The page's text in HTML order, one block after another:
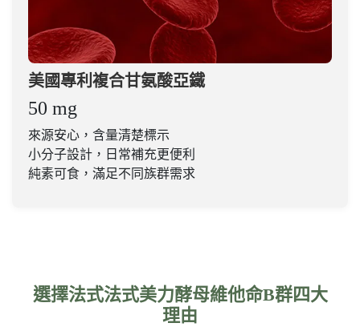
美國專利複合甘氨酸亞鐵
50 mg
來源安心，含量清楚標示
小分子設計，日常補充更便利
純素可食，滿足不同族群需求
選擇法式法式美力酵母維他命B群四大
理由